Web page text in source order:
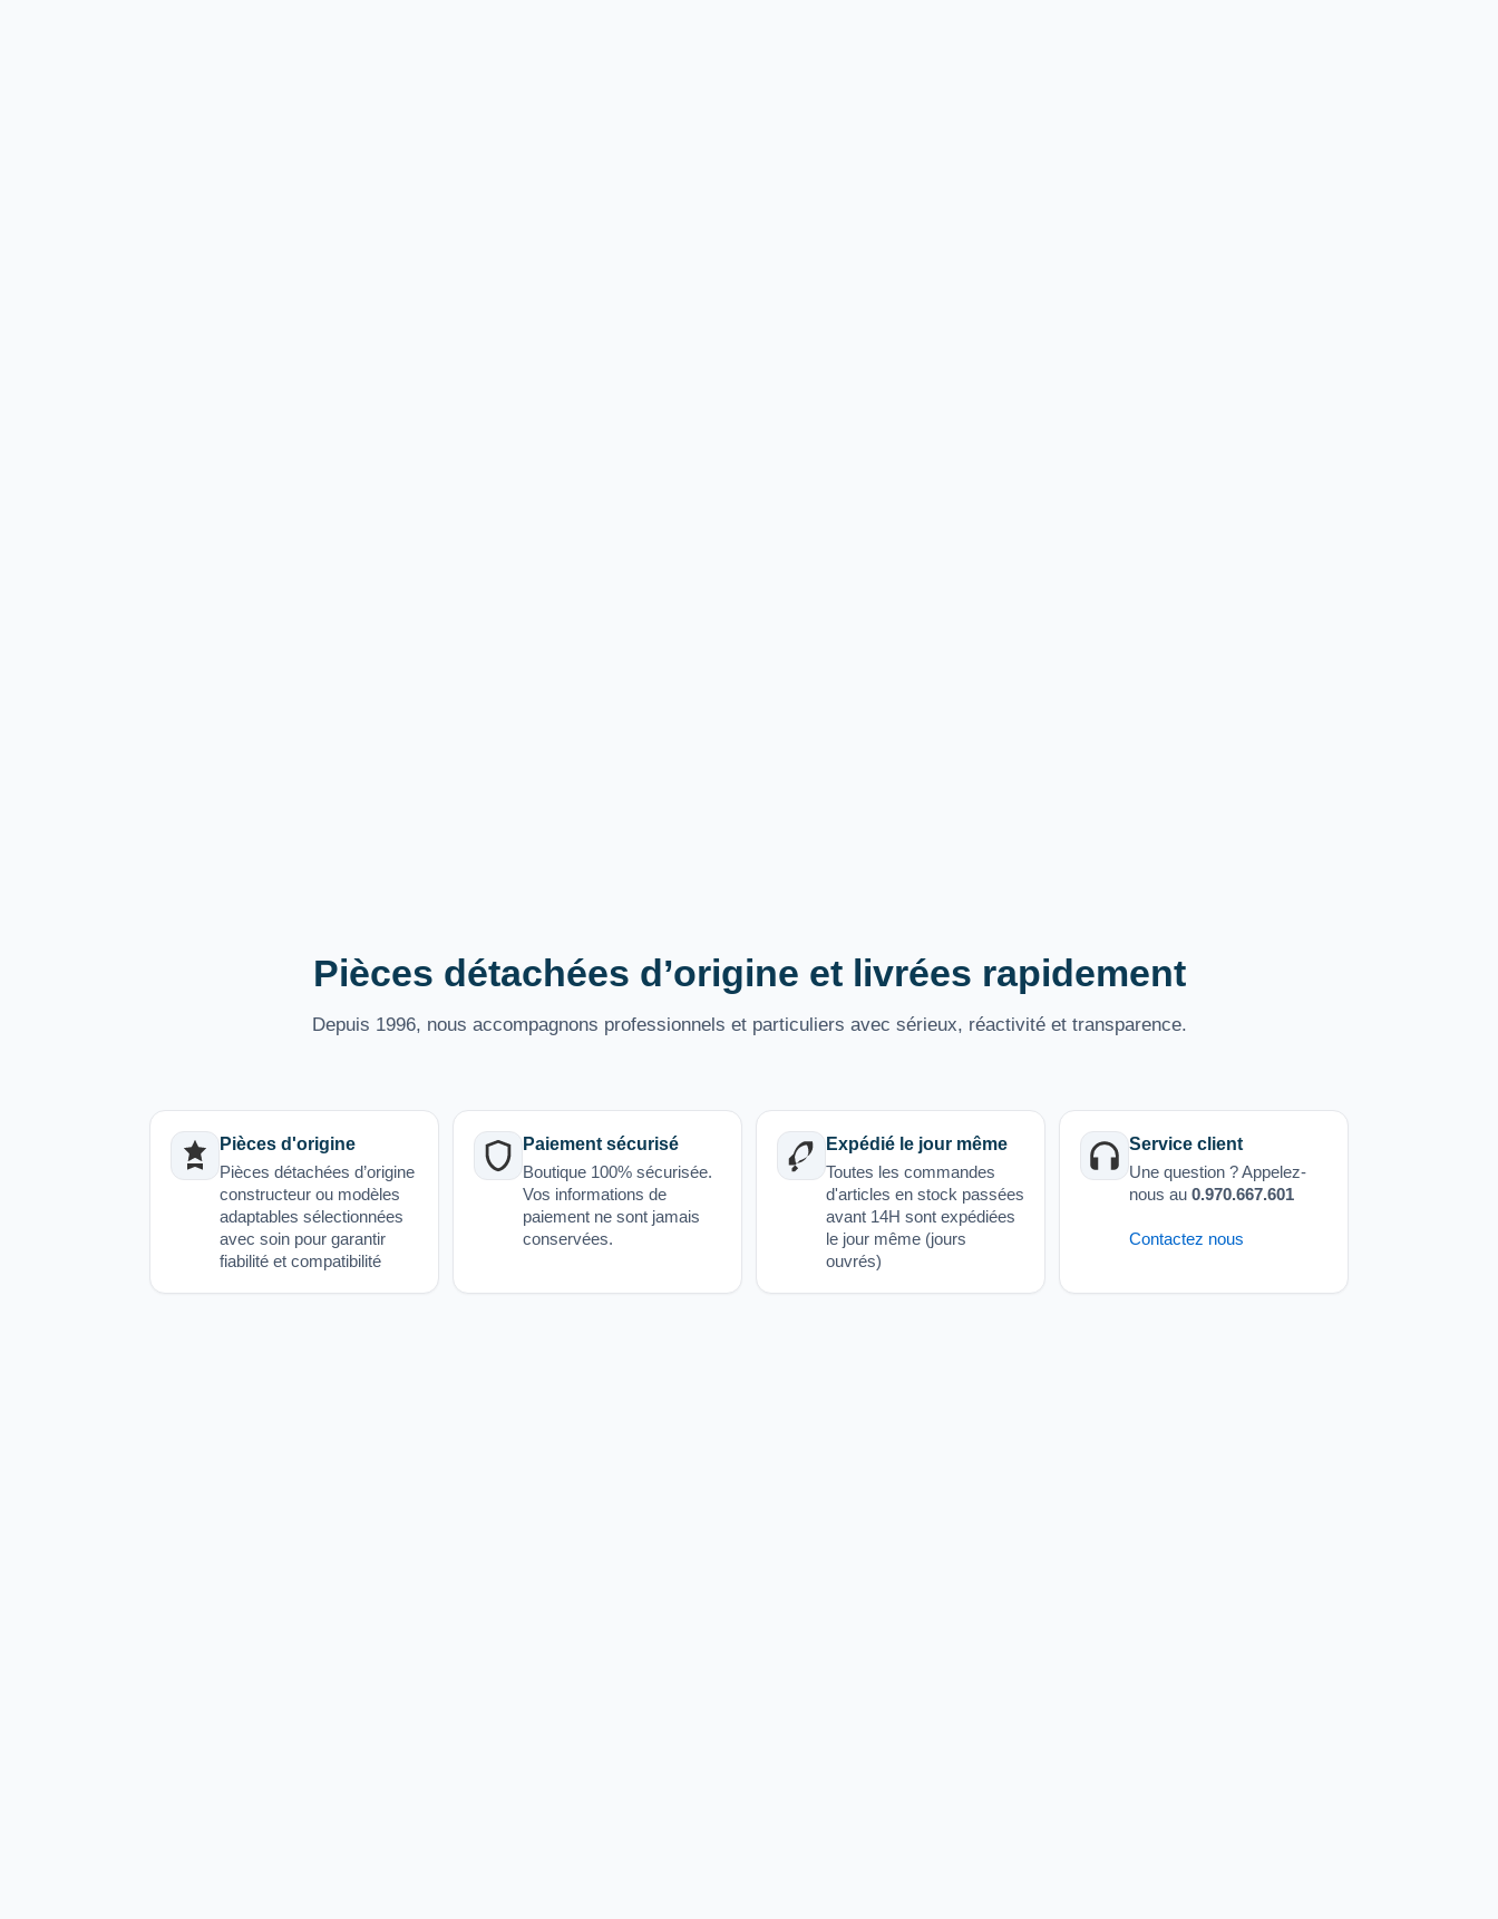
Pièces détachées d’origine et livrées rapidement
Depuis 1996, nous accompagnons professionnels et particuliers avec sérieux, réactivité et transparence.
Pièces d'origine
Pièces détachées d’origine
constructeur ou modèles
adaptables sélectionnées
avec soin pour garantir
fiabilité et compatibilité
Paiement sécurisé
Boutique 100% sécurisée.
Vos informations de
paiement ne sont jamais
conservées.
Expédié le jour même
Toutes les commandes
d'articles en stock passées
avant 14H sont expédiées
le jour même (jours
ouvrés)
Service client
Une question ? Appelez-
nous au 0.970.667.601
Contactez nous